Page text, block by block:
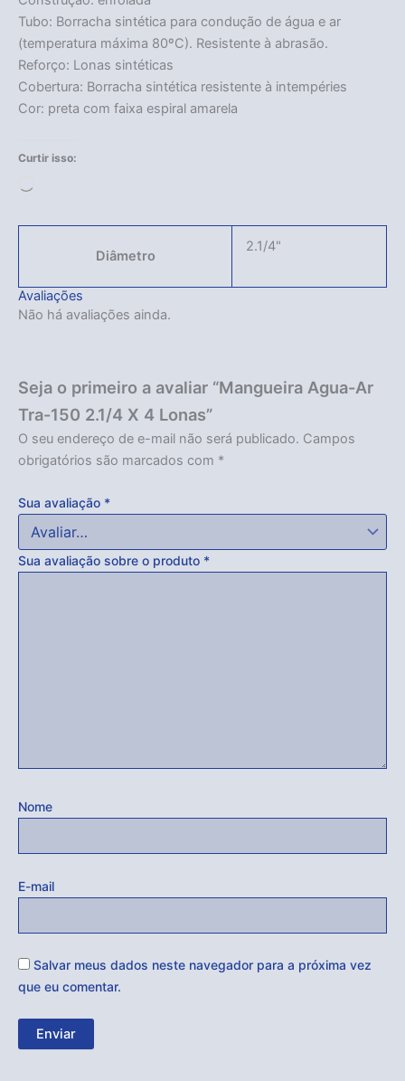
Tubo: Borracha sintética para condução de água e ar
(temperatura máxima 80ºC). Resistente à abrasão.
Reforço: Lonas sintéticas
Cobertura: Borracha sintética resistente à intempéries
Cor: preta com faixa espiral amarela
Curtir isso:
Diâmetro
2.1/4"
Avaliações
Não há avaliações ainda.
Seja o primeiro a avaliar “Mangueira Agua-Ar
Tra-150 2.1/4 X 4 Lonas”
O seu endereço de e-mail não será publicado. Campos
obrigatórios são marcados com *
Sua avaliação *
Sua avaliação sobre o produto *
Nome
E-mail
Salvar meus dados neste navegador para a próxima vez
que eu comentar.